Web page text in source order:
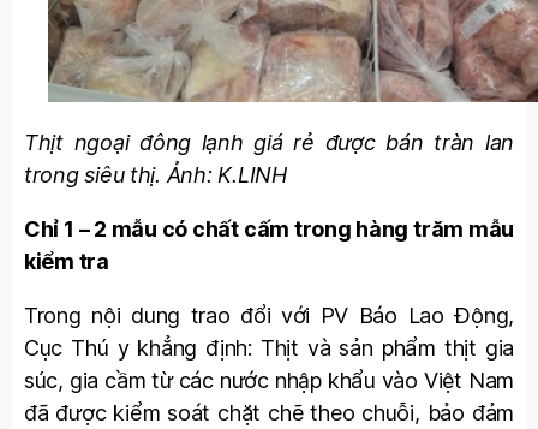
Thịt ngoại đông lạnh giá rẻ được bán tràn lan
trong siêu thị. Ảnh: K.LINH
Chỉ 1 – 2 mẫu có chất cấm trong hàng trăm mẫu
kiểm tra
Trong nội dung trao đổi với PV Báo Lao Động,
Cục Thú y khẳng định: Thịt và sản phẩm thịt gia
súc, gia cầm từ các nước nhập khẩu vào Việt Nam
đã được kiểm soát chặt chẽ theo chuỗi, bảo đảm